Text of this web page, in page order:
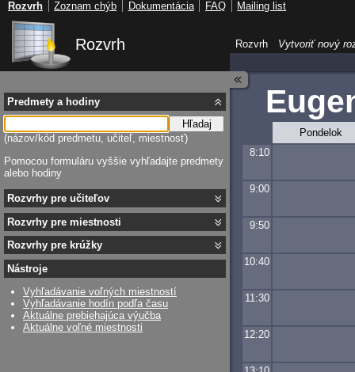
Rozvrh
Pondelok
8:10
9:00
9:50
10:40
11:30
12:20
Predmety a hodiny
Hľadaj
(názov/kód predmetu, učiteľ, miestnosť)
Pomocou formuláru vyššie vyhľadajte predmety
alebo hodiny
Rozvrhy pre učiteľov
Rozvrhy pre miestnosti
Rozvrhy pre krúžky
Nástroje
Vyhľadávanie voľných miestností
Vyhľadávanie hodín podľa času
Aktuálne prebiehajúca výučba
Aktuálne voľné miestnosti
Rozvrh Vytvoriť nový
Rozvrh Zoznam chýb Dokumentácia FAQ Mailing list